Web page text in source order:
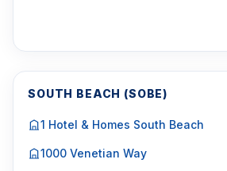
SOUTH BEACH (SOBE)
1 Hotel & Homes South Beach
1000 Venetian Way